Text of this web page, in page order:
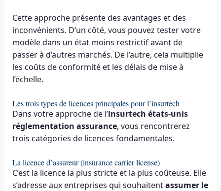
Cette approche présente des avantages et des
inconvénients. D’un côté, vous pouvez tester votre
modèle dans un état moins restrictif avant de
passer à d’autres marchés. De l’autre, cela multiplie
les coûts de conformité et les délais de mise à
l’échelle.
Les trois types de licences principales pour l’insurtech
Dans votre approche de l’insurtech états-unis
réglementation assurance, vous rencontrerez
trois catégories de licences fondamentales.
La licence d’assureur (insurance carrier license)
C’est la licence la plus stricte et la plus coûteuse. Elle
s’adresse aux entreprises qui souhaitentassumer le